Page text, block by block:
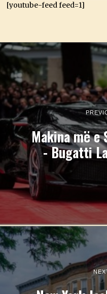
[youtube-feed feed=1]
Makina më e
- Bugatti